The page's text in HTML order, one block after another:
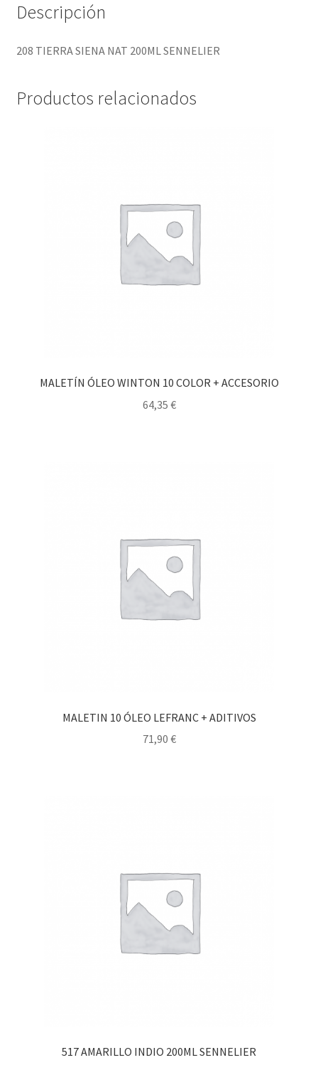
Descripción
208 TIERRA SIENA NAT 200ML SENNELIER
Productos relacionados
MALETÍN ÓLEO WINTON 10 COLOR + ACCESORIO
64,35 €
MALETIN 10 ÓLEO LEFRANC + ADITIVOS
71,90 €
517 AMARILLO INDIO 200ML SENNELIER